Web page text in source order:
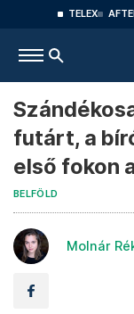
TELEX
futárt, a
első fokon
BELFÖLD
Molnár